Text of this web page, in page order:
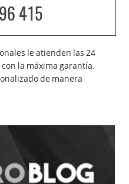
415
le atienden las 24
la máxima garantía.
de manera